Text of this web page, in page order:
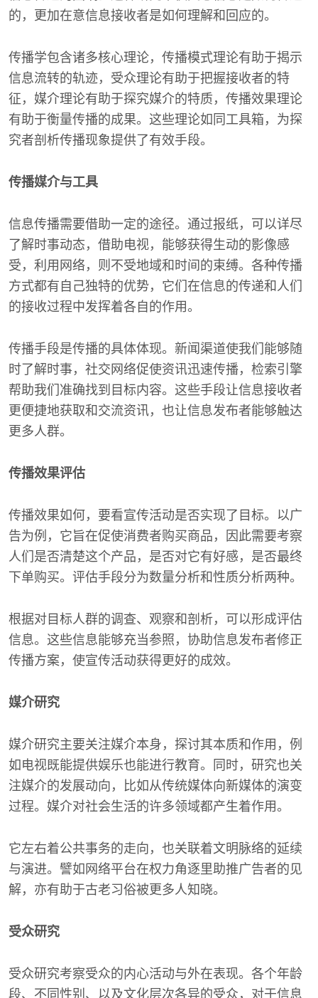
的，更加在意信息接收者是如何理解和回应的。
传播学包含诸多核心理论，传播模式理论有助于揭示
信息流转的轨迹，受众理论有助于把握接收者的特
征，媒介理论有助于探究媒介的特质，传播效果理论
有助于衡量传播的成果。这些理论如同工具箱，为探
究者剖析传播现象提供了有效手段。
传播媒介与工具
信息传播需要借助一定的途径。通过报纸，可以详尽
了解时事动态，借助电视，能够获得生动的影像感
受，利用网络，则不受地域和时间的束缚。各种传播
方式都有自己独特的优势，它们在信息的传递和人们
的接收过程中发挥着各自的作用。
传播手段是传播的具体体现。新闻渠道使我们能够随
时了解时事，社交网络促使资讯迅速传播，检索引擎
帮助我们准确找到目标内容。这些手段让信息接收者
更便捷地获取和交流资讯，也让信息发布者能够触达
更多人群。
传播效果评估
传播效果如何，要看宣传活动是否实现了目标。以广
告为例，它旨在促使消费者购买商品，因此需要考察
人们是否清楚这个产品，是否对它有好感，是否最终
下单购买。评估手段分为数量分析和性质分析两种。
根据对目标人群的调查、观察和剖析，可以形成评估
信息。这些信息能够充当参照，协助信息发布者修正
传播方案，使宣传活动获得更好的成效。
媒介研究
媒介研究主要关注媒介本身，探讨其本质和作用，例
如电视既能提供娱乐也能进行教育。同时，研究也关
注媒介的发展动向，比如从传统媒体向新媒体的演变
过程。媒介对社会生活的许多领域都产生着作用。
它左右着公共事务的走向，也关联着文明脉络的延续
与演进。譬如网络平台在权力角逐里助推广告者的见
解，亦有助于古老习俗被更多人知晓。
受众研究
受众研究考察受众的内心活动与外在表现。各个年龄
段、不同性别、以及文化层次各异的受众，对于信息